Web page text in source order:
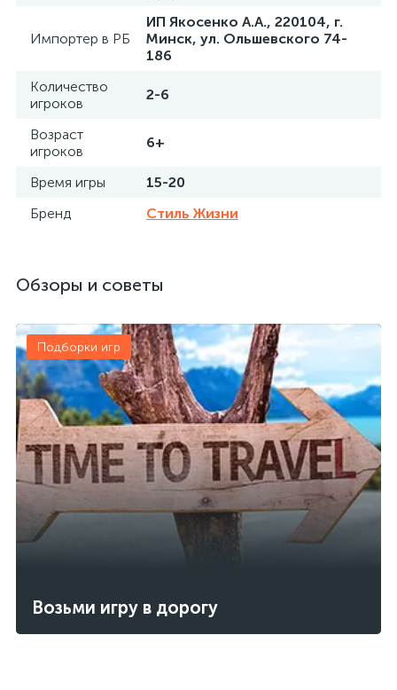
Импортер в РБ
ИП Якосенко А.А., 220104, г.
Минск, ул. Ольшевского 74-
186
Количество
игроков
2-6
Возраст
игроков
6+
Время игры
15-20
Бренд
Стиль Жизни
Обзоры и советы
Возьми игру в дорогу
Подборки игр